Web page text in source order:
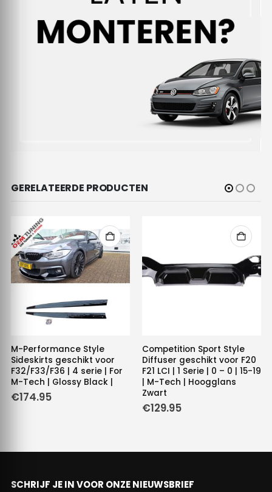
GERELATEERDE PRODUCTEN
M-Performance Style
Sideskirts geschikt voor
F32/F33/F36 | 4 serie | For
M-Tech | Glossy Black |
€174.95
Competition Sport Style
Diffuser geschikt voor F20
F21 LCI | 1 Serie | 0 – 0 | 15-19
| M-Tech | Hoogglans
Zwart
€129.95
SCHRIJF JE IN VOOR ONZE NIEUWSBRIEF